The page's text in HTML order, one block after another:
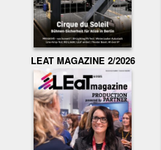
LEAT MAGAZINE 2/2026